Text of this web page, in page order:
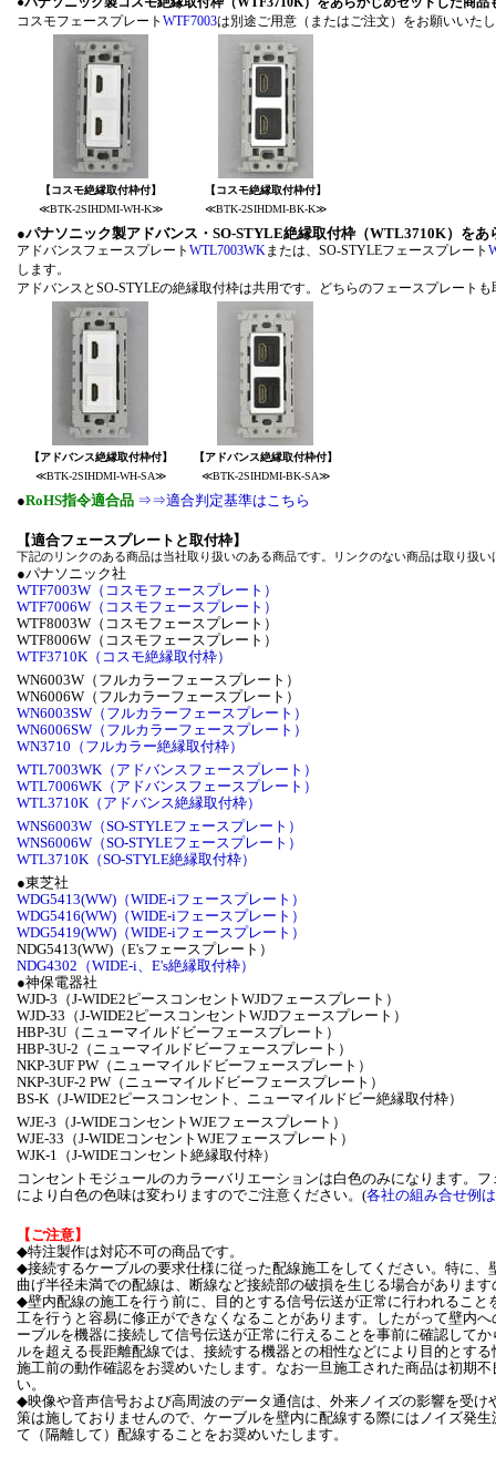
コスモフェースプレート WTF7003は別途ご用意（またはご注
【コスモ絶縁取付枠付】
【コスモ絶縁取付枠付】
≪BTK-2SIHDMI-WH-K≫
≪BTK-2SIHDMI-BK-K≫
●パナソニック製アドバンス・SO-STYLE絶縁取付枠（WTL3710K）を
アドバンスフェースプレート WTL7003WK または、SO-STYLEフェースプレート
します。
アドバンスとSO-STYLEの絶縁取付枠は共用です。どちらのフ
【アドバンス絶縁取付枠付】
【アドバンス絶縁取付枠付】
≪BTK-2SIHDMI-WH-SA≫
≪BTK-2SIHDMI-BK-SA≫
●RoHS指令適合品 ⇒⇒適合判定基準はこちら
【適合フェースプレートと取付枠】
下記のリンクのある商品は当社取り扱いのある商品です。リンクのない商品は取り扱
●パナソニック社
WTF7003W（コスモフェースプレート）
WTF7006W（コスモフェースプレート）
WTF8003W（コスモフェースプレート）
WTF8006W（コスモフェースプレート）
WTF3710K（コスモ絶縁取付枠）
WN6003W（フルカラーフェースプレート）
WN6006W（フルカラーフェースプレート）
WN6003SW（フルカラーフェースプレート）
WN6006SW（フルカラーフェースプレート）
WN3710（フルカラー絶縁取付枠）
WTL7003WK（アドバンスフェースプレート）
WTL7006WK（アドバンスフェースプレート）
WTL3710K（アドバンス絶縁取付枠）
WNS6003W（SO-STYLEフェースプレート）
WNS6006W（SO-STYLEフェースプレート）
WTL3710K（SO-STYLE絶縁取付枠）
●東芝社
WDG5413(WW)（WIDE-iフェースプレート）
WDG5416(WW)（WIDE-iフェースプレート）
WDG5419(WW)（WIDE-iフェースプレート）
NDG5413(WW)（E'sフェースプレート）
NDG4302（WIDE-i、E's絶縁取付枠）
●神保電器社
WJD-3（J-WIDE2ピースコンセントWJDフェースプレート）
WJD-33（J-WIDE2ピースコンセントWJDフェースプレート）
HBP-3U（ニューマイルドビーフェースプレート）
HBP-3U-2（ニューマイルドビーフェースプレート）
NKP-3UF PW（ニューマイルドビーフェースプレート）
NKP-3UF-2 PW（ニューマイルドビーフェースプレート）
BS-K（J-WIDE2ピースコンセント、ニューマイルドビー絶縁取付枠）
WJE-3（J-WIDEコンセントWJEフェースプレート）
WJE-33（J-WIDEコンセントWJEフェースプレート）
WJK-1（J-WIDEコンセント絶縁取付枠）
コンセントモジュールのカラーバリエーションは白色のみになります。
により白色の色味は変わりますのでご注意ください。(各社の組み合せ例
【ご注意】
◆特注製作は対応不可の商品です。
◆接続するケーブルの要求仕様に従った配線施工をしてください。特に
曲げ半径未満での配線は、断線など接続部の破損を生じる場合がありま
◆壁内配線の施工を行う前に、目的とする信号伝送が正常に行われるこ
工を行うと容易に修正ができなくなることがあります。したがって壁内
ーブルを機器に接続して信号伝送が正常に行えることを事前に確認して
ルを超える長距離配線では、接続する機器との相性などにより目的とす
施工前の動作確認をお奨めいたします。なお一旦施工された商品は初期
い。
◆映像や音声信号および高周波のデータ通信は、外来ノイズの影響を受
策は施しておりませんので、ケーブルを壁内に配線する際にはノイズ発
て（隔離して）配線することをお奨めいたします。